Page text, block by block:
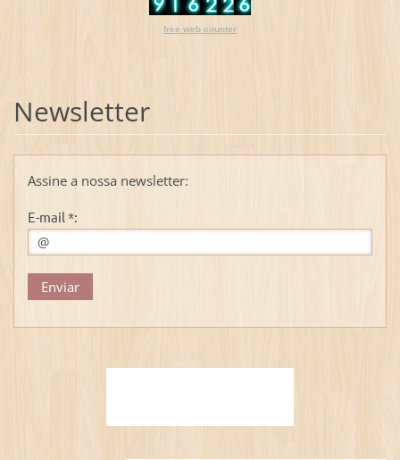
free web counter
Newsletter
Assine a nossa newsletter:
E-mail *: